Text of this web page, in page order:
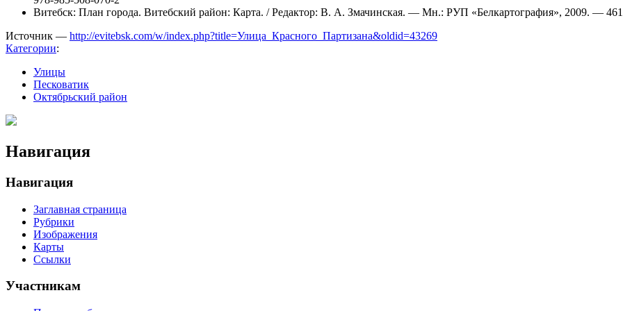
Витебск: План города. Витебский район: Карта. / Редактор: В. А. Змачинская. — Мн.: РУП «Белкартография», 2009. —
Источник — http://evitebsk.com/w/index.php?title=Улица_Красного_Партизана&oldid=43269
Категории:
Улицы
Песковатик
Октябрьский район
Навигация
Навигация
Заглавная страница
Рубрики
Изображения
Карты
Ссылки
Участникам